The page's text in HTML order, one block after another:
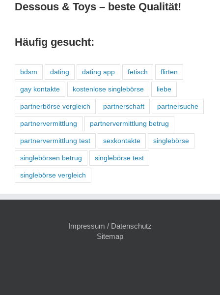
Dessous & Toys – beste Qualität!
Häufig gesucht:
bdsm dating dating app fetisch flirten
gay kontakte kostenlose singlebörse liebe
partnerbörse vergleich partnerschaft partnersuche
partnervermittlung partnervermittlung betrug
partnervermittlung test sexkontakte singlebörse
singlebörsen betrug singlebörse test
singlebörse vergleich
Impressum / Datenschutz
Sitemap